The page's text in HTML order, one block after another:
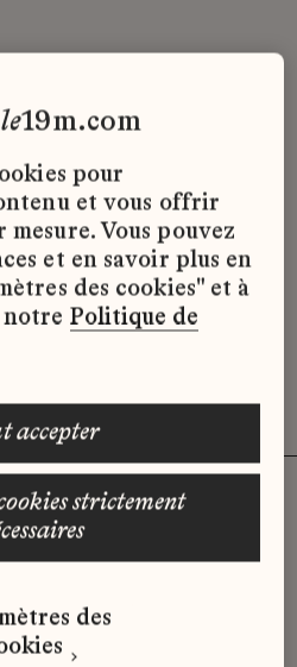
qu’il n’y ait pas
disponibles pour le
trouvé d'offre
à votre profil ?
candidature
le19m.com
pour
et vous offrir
Vous pouvez
et en savoir plus en
des cookies" et à
notre Politique de
accepter
des